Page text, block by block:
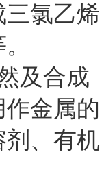
氯乙烯
及合成
金属的
剂、有机